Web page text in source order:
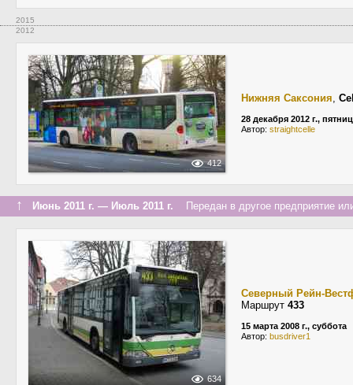
2015
2012
412
Нижняя Саксония,
28 декабря 2012 г.,
Автор: straightcelle
↑ Июнь 2011 г. — Июль 2011 г. Передан в другое предприятие
634
Северный Рейн-
Маршрут 433
15 марта 2008 г., суббота
Автор: busdriver1